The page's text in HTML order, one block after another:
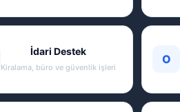
İdari Destek
Kiralama, büro ve güvenlik işleri
O